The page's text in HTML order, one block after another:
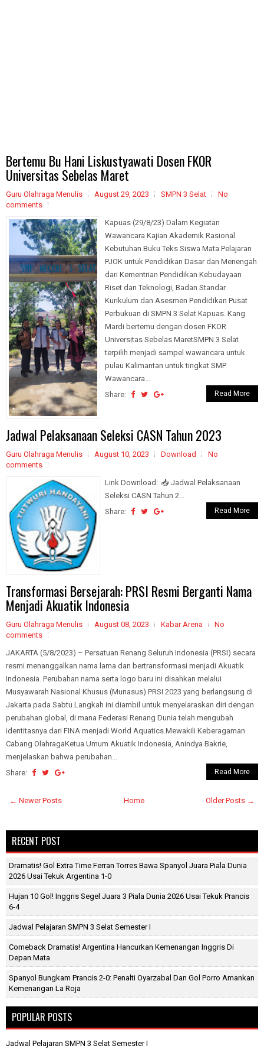
Bertemu Bu Hani Liskustyawati Dosen FKOR
Universitas Sebelas Maret
Guru Olahraga Menulis August 29, 2023 SMPN 3 Selat
No
comments
Kapuas (29/8/23) Dalam Kegiatan
Wawancara Kajian Akademik Rasional
Kebutuhan Buku Teks Siswa Mata Pelajaran
PJOK untuk Pendidikan Dasar dan Menengah
dari Kementrian Pendidikan Kebudayaan
Riset dan Teknologi, Badan Standar
Kurikulum dan Asesmen Pendidikan Pusat
Perbukuan di SMPN 3 Selat Kapuas. Kang
Mardi bertemu dengan dosen FKOR
Universitas Sebelas MaretSMPN 3 Selat
terpilih menjadi sampel wawancara untuk
pulau Kalimantan untuk tingkat SMP.
Wawancara...
Share:
Read More
Jadwal Pelaksanaan Seleksi CASN Tahun 2023
Guru Olahraga Menulis August 10, 2023 Download
No
comments
Link Download: 📥 Jadwal Pelaksanaan
Seleksi CASN Tahun 2...
Share:
Read More
Transformasi Bersejarah: PRSI Resmi Berganti Nama
Menjadi Akuatik Indonesia
Guru Olahraga Menulis August 08, 2023 Kabar Arena
No
comments
JAKARTA (5/8/2023) – Persatuan Renang Seluruh Indonesia (PRSI) secara
resmi menanggalkan nama lama dan bertransformasi menjadi Akuatik
Indonesia. Perubahan nama serta logo baru ini disahkan melalui
Musyawarah Nasional Khusus (Munasus) PRSI 2023 yang berlangsung di
Jakarta pada Sabtu.Langkah ini diambil untuk menyelaraskan diri dengan
perubahan global, di mana Federasi Renang Dunia telah mengubah
identitasnya dari FINA menjadi World Aquatics.Mewakili Keberagaman
Cabang OlahragaKetua Umum Akuatik Indonesia, Anindya Bakrie,
menjelaskan bahwa perubahan...
Share:
Read More
← Newer Posts Older Posts →
Home
RECENT POST
Dramatis! Gol Extra Time Ferran Torres Bawa Spanyol Juara Piala Dunia
2026 Usai Tekuk Argentina 1-0
Hujan 10 Gol! Inggris Segel Juara 3 Piala Dunia 2026 Usai Tekuk Prancis
6-4
Jadwal Pelajaran SMPN 3 Selat Semester I
Comeback Dramatis! Argentina Hancurkan Kemenangan Inggris Di
Depan Mata
Spanyol Bungkam Prancis 2-0: Penalti Oyarzabal Dan Gol Porro Amankan
Kemenangan La Roja
POPULAR POSTS
Jadwal Pelajaran SMPN 3 Selat Semester I